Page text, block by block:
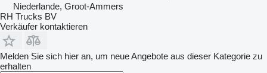
Niederlande, Groot-Ammers
RH Trucks BV
Verkäufer kontaktieren
Melden Sie sich hier an, um neue Angebote aus dieser Kategorie zu
erhalten